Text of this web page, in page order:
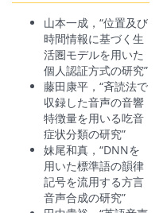
山本一成，“位置及び
時間情報に基づく生
活圏モデルを用いた
個人認証方式の研究”
藤田康平，“斉読法で
収録した音声の音響
特徴量を用いる吃音
症状分類の研究”
妹尾和真，“DNNを
用いた標準語の韻律
記号を流用する方言
音声合成の研究”